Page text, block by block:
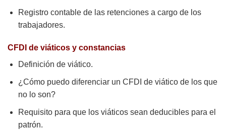
Registro contable de las retenciones a cargo de los
trabajadores.
CFDI de viáticos y constancias
Definición de viático.
¿Cómo puedo diferenciar un CFDI de viático de los que
no lo son?
Requisito para que los viáticos sean deducibles para el
patrón.